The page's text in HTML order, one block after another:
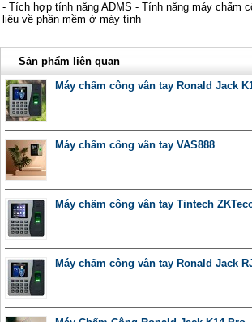
- Tích hợp tính năng ADMS - Tính năng máy chấm
liệu về phần mềm ở máy tính
Sản phẩm liên quan
Máy chấm công vân tay Ronald Jack
Máy chấm công vân tay VAS888
Máy chấm công vân tay Tintech
Máy chấm công vân tay Ronald Jack